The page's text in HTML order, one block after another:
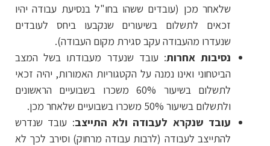
שלאחר מכן (עובדים ששהו בחו"ל בנסיעת עבודה יהיו
זכאים לתשלום בשיעורים שנקבעו ביחס לעובדים
שנעדרו מהעבודה עקב סגירת מקום העבודה).
נסיבות אחרות: עובד שנעדר מעבודתו בשל המצב
הביטחוני ואינו נמנה על הקטגוריות האמורות, יהיה זכאי
לתשלום בשיעור 60% משכרו בשבועיים הראשונים
ולתשלום בשיעור 50% משכרו בשבועיים שלאחר מכן.
עובד שנקרא לעבודה ולא התייצב: עובד שנדרש
להתייצב לעבודה (לרבות עבודה מרחוק) וסירב לכך לא